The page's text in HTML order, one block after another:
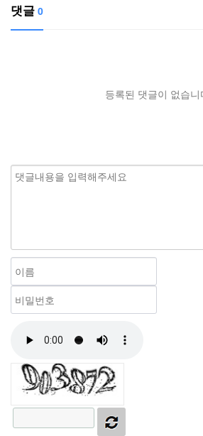
댓글 0
등록된 댓글이 없습니